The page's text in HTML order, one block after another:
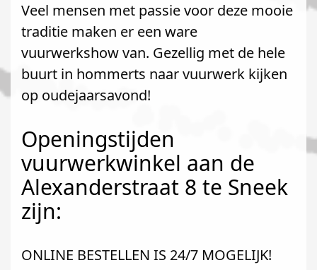
Veel mensen met passie voor deze mooie
traditie maken er een ware
vuurwerkshow van. Gezellig met de hele
buurt in hommerts naar vuurwerk kijken
op oudejaarsavond!
Openingstijden
vuurwerkwinkel aan de
Alexanderstraat 8 te Sneek
zijn:
ONLINE BESTELLEN IS 24/7 MOGELIJK!